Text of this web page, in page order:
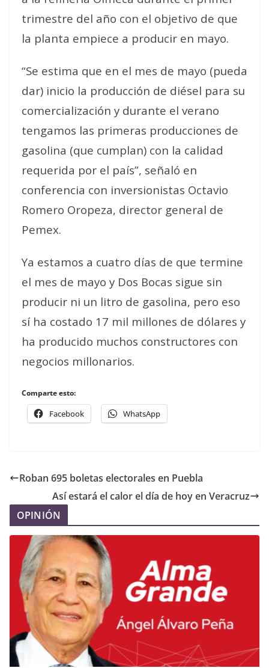
trimestre del año con el objetivo de que
la planta empiece a producir en mayo.
“Se estima que en el mes de mayo (pueda
dar) inicio la producción de diésel para su
comercialización y durante el verano
tengamos las primeras producciones de
gasolina (que cumplan) con la calidad
requerida por el país”, señaló en
conferencia con inversionistas Octavio
Romero Oropeza, director general de
Pemex.
Ya estamos a cuatro días de que termine
el mes de mayo y Dos Bocas sigue sin
producir ni un litro de gasolina, pero eso
sí ha costado 17 mil millones de dólares y
ha producido muchos constructores con
negocios millonarios.
Comparte esto:
Facebook WhatsApp
Roban 695 boletas electorales en Puebla
Así estará el calor el día de hoy en Veracruz
OPINIÓN